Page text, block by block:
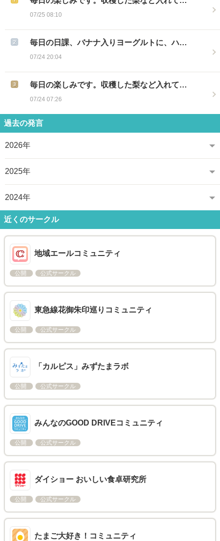
07/25 08:10
毎日の日課、バナナ入りヨーグルトに、ハ…
07/24 20:04
毎日の楽しみです。収穫した梨など入れて…
07/24 07:26
過去の発言
2026年
2025年
2024年
近くのサークル
地域エールコミュニティ
公開 公式サークル
東急線花御朱印巡りコミュニティ
公開 公式サークル
「カルピス」みずたまラボ
公開 公式サークル
みんなのGOOD DRIVEコミュニティ
公開 公式サークル
ダイショー おいしい食卓研究所
公開 公式サークル
たまご大好き！コミュニティ